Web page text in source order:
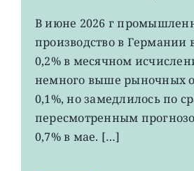
рост
до
0,2%
В июне 2026 г
производство в Германии
0,2% в месячном
немного выше рыночных
0,1%, но замедлилось по
пересмотренным
0,7% в мае. […]